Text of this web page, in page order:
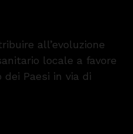
all’evoluzione
locale a favore
dei Paesi in via di